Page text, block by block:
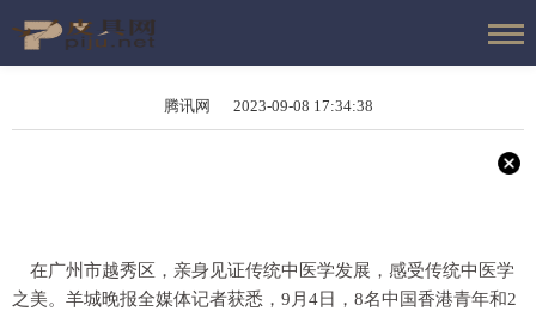
腾讯网 2023-09-08 17:34:38
在广州市越秀区，亲身见证传统中医学发展，感受传统中医学
之美。羊城晚报全媒体记者获悉，9月4日，8名中国香港青年和2